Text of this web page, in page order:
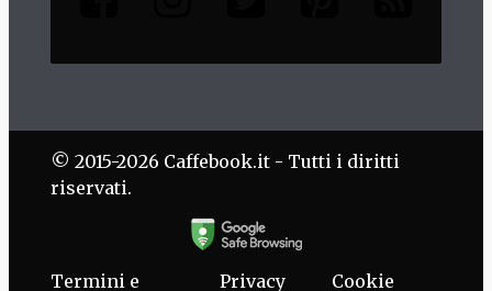
© 2015-2026 Caffebook.it - Tutti i diritti
riservati.
Termini e Privacy Cookie